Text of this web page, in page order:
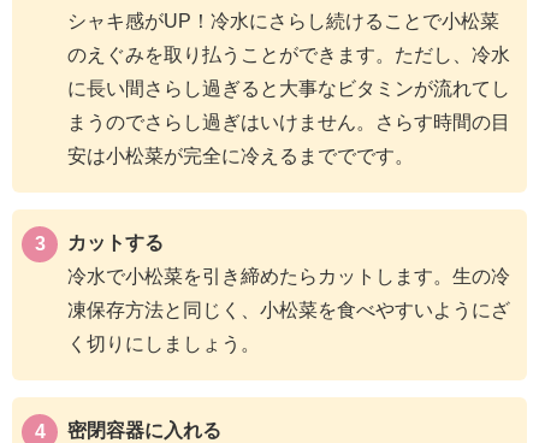
シャキ感がUP！冷水にさらし続けることで小松菜
のえぐみを取り払うことができます。ただし、冷水
に長い間さらし過ぎると大事なビタミンが流れてし
まうのでさらし過ぎはいけません。さらす時間の目
安は小松菜が完全に冷えるまででです。
カットする
冷水で小松菜を引き締めたらカットします。生の冷
凍保存方法と同じく、小松菜を食べやすいようにざ
く切りにしましょう。
密閉容器に入れる